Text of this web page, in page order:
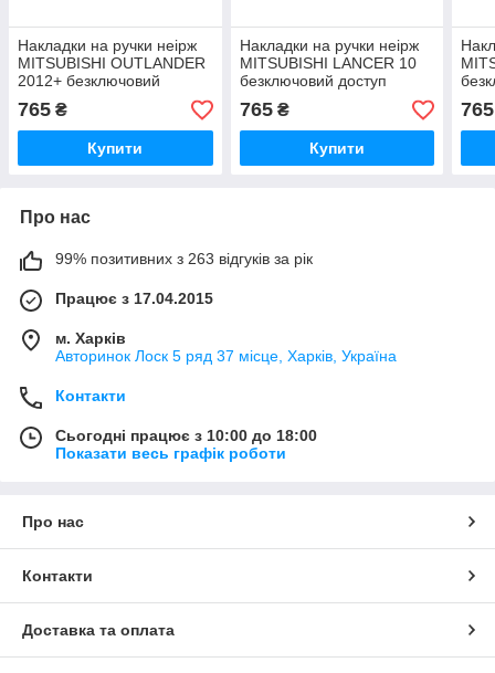
Накладки на ручки неірж
MITSUBISHI OUTLANDER
2012+ безключовий
доступ
765 ₴
Купити
Накладки на ручки неірж
MITSUBISHI LANCER 10
безключовий доступ
765₴
Купити
765
Про нас
99% позитивних з 263 відгуків за рік
Працює з 17.04.2015
м. Харків
Авторинок Лоск 5 ряд 37 місце, Харків, Україна
Контакти
Сьогодні працює з 10:00 до 18:00
Показати весь графік роботи
Про нас
Контакти
Доставка та оплата